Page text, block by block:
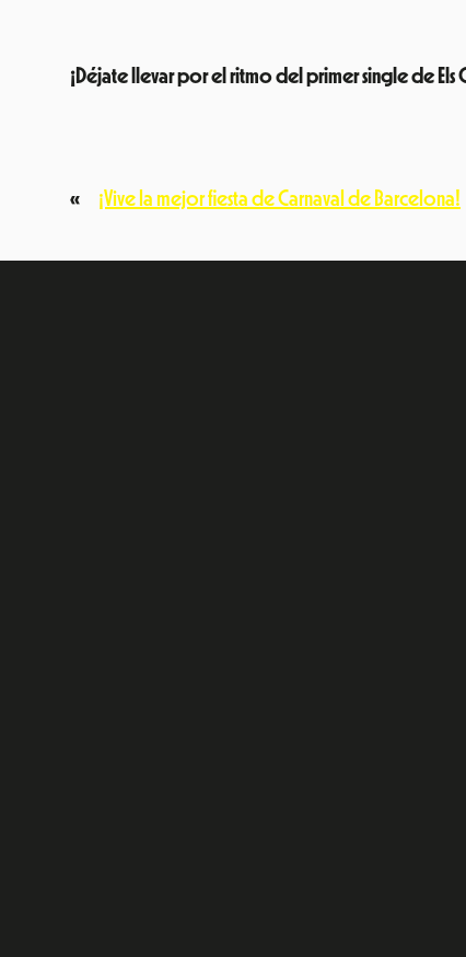
¡Déjate llevar por el ritmo del primer single de Els
« ¡Vive la mejor fiesta de Carnaval de Barcelona!